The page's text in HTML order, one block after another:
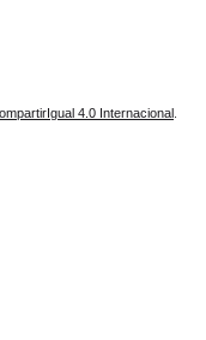
4.0 Internacional